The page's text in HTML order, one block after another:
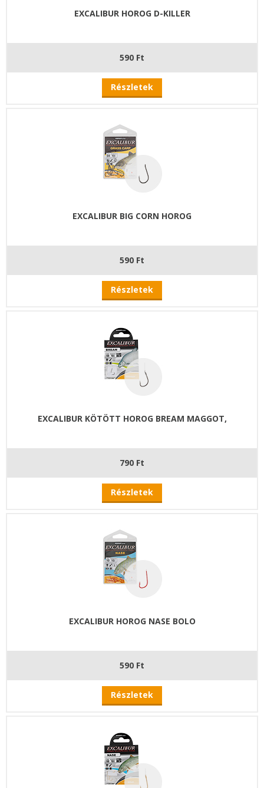
EXCALIBUR HOROG D-KILLER
590 Ft
Részletek
EXCALIBUR BIG CORN HOROG
590 Ft
Részletek
EXCALIBUR KÖTÖTT HOROG BREAM MAGGOT,
790 Ft
Részletek
EXCALIBUR HOROG NASE BOLO
590 Ft
Részletek